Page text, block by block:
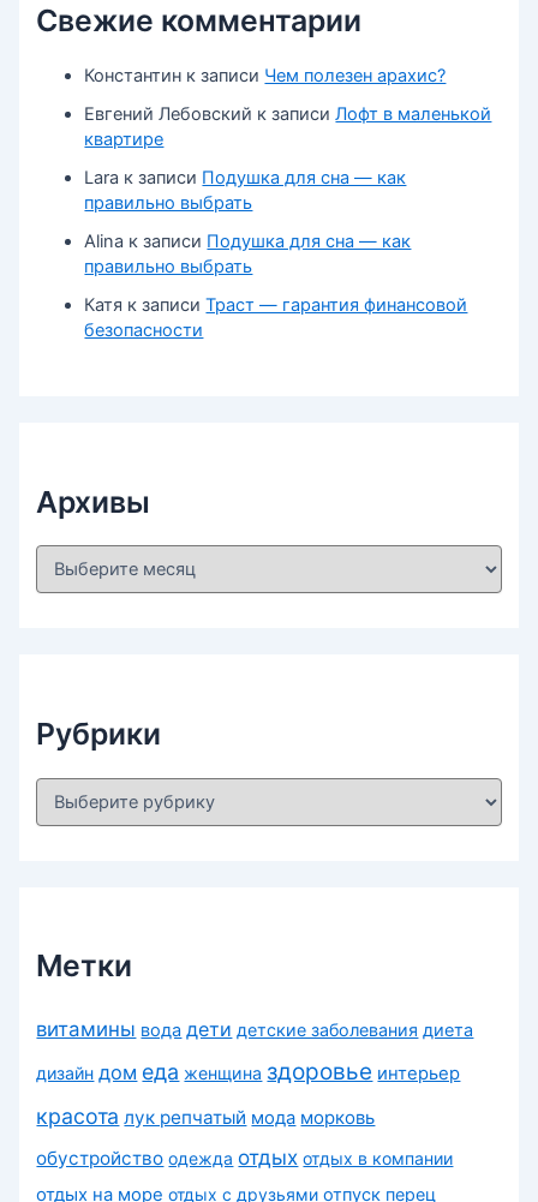
Свежие комментарии
Константин к записи Чем полезен арахис?
Евгений Лебовский к записиЛофт в маленькой
квартире
Lara к записи Подушка для сна — как
правильно выбрать
Alina к записи Подушка для сна — как
правильно выбрать
Катя к записиТраст — гарантия финансовой
безопасности
Архивы
А
Рубрики
Р
Метки
витамины вода дети детские заболевания диета
дизайн дом еда женщина здоровье интерьер
красота лук репчатый мода морковь
обустройство одежда отдых отдых в компании
отдых на море отдых с друзьями отпуск перец